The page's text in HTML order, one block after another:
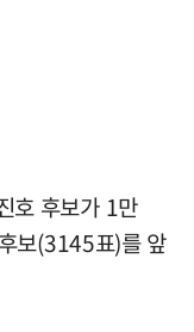
호 후보가 1만
보(3145표)를 앞